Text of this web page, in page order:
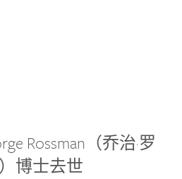
Rossman（乔治·罗
博士去世